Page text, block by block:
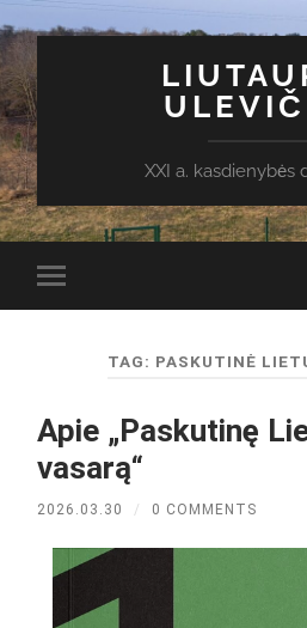
XXI a. kasdienybės
Toggle
mobile
TAG: PASKUTINĖ
Apie „Paskutinę
vasarą“
2026.03.30 / 0 COMMENTS